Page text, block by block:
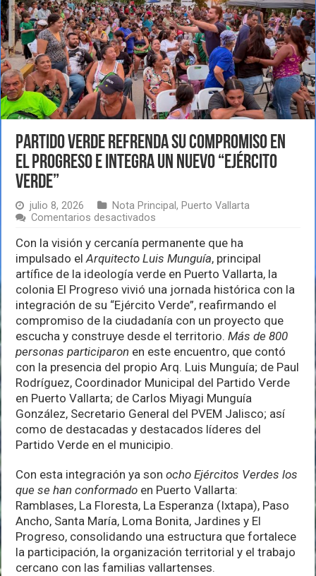
Partido Verde refrenda su compromiso en
El Progreso e integra un nuevo “Ejército
Verde”
julio 8, 2026 Nota Principal, Puerto Vallarta
Comentarios desactivados
Verde
refrenda
su
compromiso
en
El
Progreso
e
integra
un
nuevo
“Ejército
Verde”
Con la visión y cercanía permanente que ha
impulsado elArquitecto Luis Munguía, principal
artífice de la ideología verde en Puerto Vallarta, la
colonia El Progreso vivió una jornada histórica con la
integración de su “Ejército Verde”, reafirmando el
compromiso de la ciudadanía con un proyecto que
escucha y construye desde el territorio.Más de 800
personas participaron en este encuentro, que contó
con la presencia del propio Arq. Luis Munguía; de Paul
Rodríguez, Coordinador Municipal del Partido Verde
en Puerto Vallarta; de Carlos Miyagi Munguía
González, Secretario General del PVEM Jalisco; así
como de destacadas y destacados líderes del
Partido Verde en el municipio.
Con esta integración ya sonocho Ejércitos Verdes los
que se han conformado en Puerto Vallarta:
Ramblases, La Floresta, La Esperanza (Ixtapa), Paso
Ancho, Santa María, Loma Bonita, Jardines y El
Progreso, consolidando una estructura que fortalece
la participación, la organización territorial y el trabajo
cercano con las familias vallartenses.